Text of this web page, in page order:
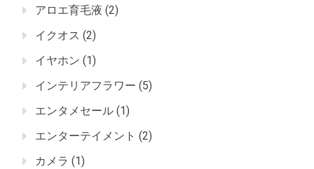
アロエ育毛液 (2)
イクオス (2)
イヤホン (1)
インテリアフラワー (5)
エンタメセール (1)
エンターテイメント (2)
カメラ (1)